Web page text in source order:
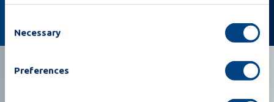
Selection
Necessary
Preferences